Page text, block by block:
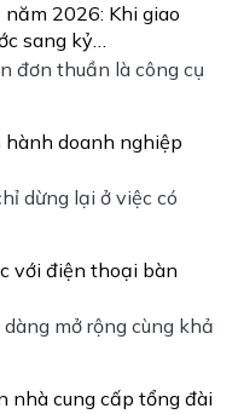
2026: Khi giao
sang kỷ…
đơn thuần là công cụ
hành doanh nghiệp
dừng lại ở việc có
với điện thoại bàn
mở rộng cùng khả
nhà cung cấp tổng đài